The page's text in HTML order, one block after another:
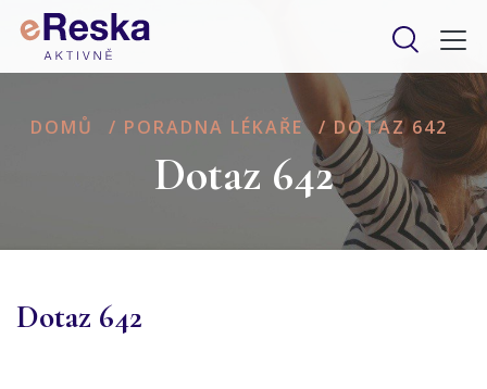
DOMŮ / PORADNA LÉKAŘE / DOTAZ 642
Dotaz 642
Dotaz 642